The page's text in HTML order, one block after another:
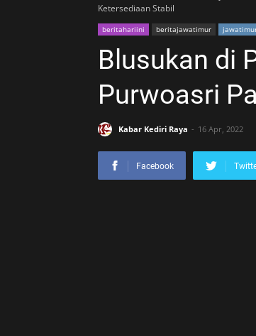
Ketersediaan Stabil
beritahariini beritajawatimur
Blusukan di
Purwoasri
Kabar Kediri Raya 16 Apr, 2022
Facebook